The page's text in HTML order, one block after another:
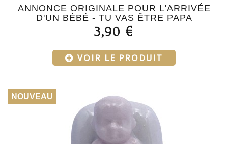
ANNONCE ORIGINALE POUR L'ARRIVÉE
D'UN BÉBÉ - TU VAS ÊTRE PAPA
3,90 €
VOIR LE PRODUIT
NOUVEAU